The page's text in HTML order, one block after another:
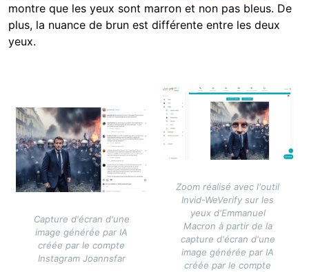
montre que les yeux sont marron et non pas bleus. De
plus, la nuance de brun est différente entre les deux
yeux.
Image
Capture d'écran d'une
image générée par IA
créée par le compte
Instagram Joannsfar
Image
Zoom réalisé avec l'outil
Invid-WeVerify sur les
yeux d'Emmanuel
Macron à partir de la
capture d'écran d'une
image générée par IA
créée par le compte